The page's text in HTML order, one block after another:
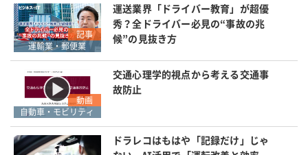
記事
運輸業・郵便業
運送業界「ドライバー教育」が超優
秀？全ドライバー必見の“事故の兆
候”の見抜き方
動画
自動車・モビリティ
交通心理学的視点から考える交通事
故防止
ドラレコはもはや「記録だけ」じゃ